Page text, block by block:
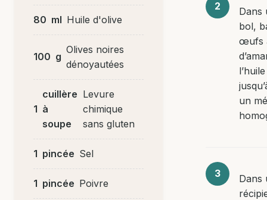
80 ml Huile d'olive
100 g
Olives noires
dénoyautées
1
cuillère
à
soupe
Levure
chimique
sans gluten
1 pincée Sel
1 pincée Poivre
Dans
bol,
œufs
un
Dans